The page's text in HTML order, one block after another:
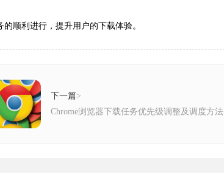
顺利进行，提升用户的下载体验。
下一篇>
Chrome浏览器下载任务优先级调整及调度方法